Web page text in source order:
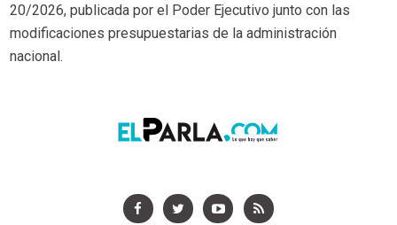
20/2026, publicada por el Poder Ejecutivo junto con las
modificaciones presupuestarias de la administración
nacional.